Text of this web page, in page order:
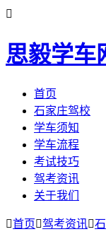

思毅学车
首页
石家庄驾校
学车须知
学车流程
考试技巧
驾考资讯
关于我们
首页驾考资讯